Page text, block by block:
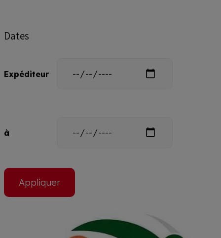
Dates
Expéditeur
à